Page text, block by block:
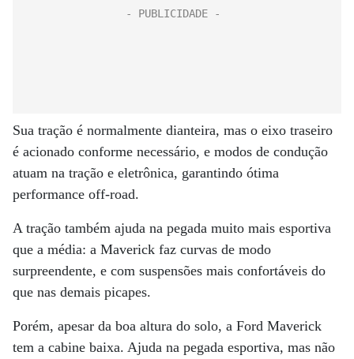
Sua tração é normalmente dianteira, mas o eixo traseiro
é acionado conforme necessário, e modos de condução
atuam na tração e eletrônica, garantindo ótima
performance off-road.
A tração também ajuda na pegada muito mais esportiva
que a média: a Maverick faz curvas de modo
surpreendente, e com suspensões mais confortáveis do
que nas demais picapes.
Porém, apesar da boa altura do solo, a Ford Maverick
tem a cabine baixa. Ajuda na pegada esportiva, mas não